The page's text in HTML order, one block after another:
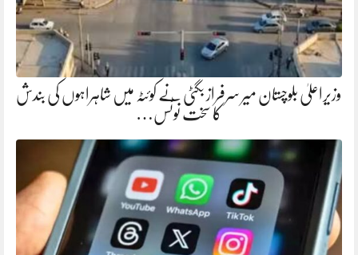
وزیراعلیٰ بلوچستان میر سرفراز بگٹی نے کوئٹہ میں شاہراہوں کی بندش
کا سخت نوٹس…